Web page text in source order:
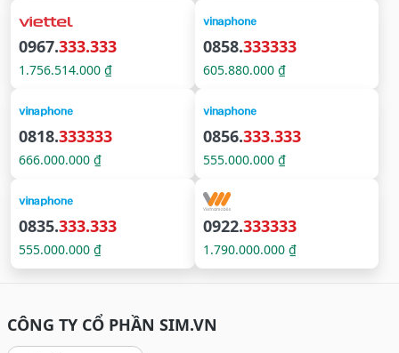
0967.333.333
1.756.514.000 ₫
0858.333333
605.880.000 ₫
0818.333333
666.000.000 ₫
0856.333.333
555.000.000 ₫
0835.333.333
555.000.000 ₫
0922.333333
1.790.000.000 ₫
CÔNG TY CỔ PHẦN SIM.VN